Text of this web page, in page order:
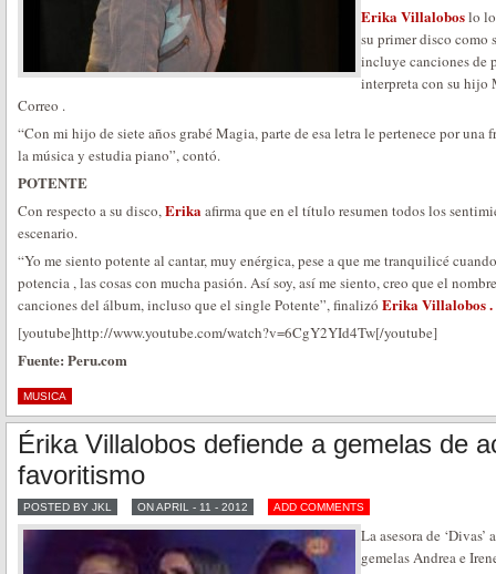
Erika Villaloboslo
su primer disco como
incluye canciones de
interpreta con su hijo
Correo .
“Con mi hijo de siete años grabé Magia, parte de esa letra le pertenece por una
la música y estudia piano”, contó.
POTENTE
Con respecto a su disco,Erikaafirma que en el título resumen todos los
escenario.
“Yo me siento potente al cantar, muy enérgica, pese a que me tranquilicé
potencia , las cosas con mucha pasión. Así soy, así me siento, creo que el
canciones del álbum, incluso que el single Potente”, finalizó Erika Villalobos .
[youtube]http://www.youtube.com/watch?v=6CgY2YId4Tw[/youtube]
Fuente: Peru.com
MUSICA
Érika Villalobos defiende a gemelas de
favoritismo
POSTED BY JKL ON APRIL - 11 - 2012 ADD COMMENTS
La asesora de
gemelas Andrea e